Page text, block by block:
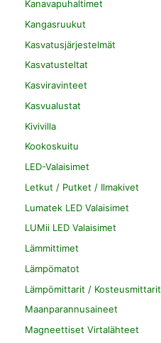
Kanavapuhaltimet
Kangasruukut
Kasvatusjärjestelmät
Kasvatusteltat
Kasviravinteet
Kasvualustat
Kivivilla
Kookoskuitu
LED-Valaisimet
Letkut / Putket / Ilmakivet
Lumatek LED Valaisimet
LUMii LED Valaisimet
Lämmittimet
Lämpömatot
Lämpömittarit / Kosteusmittarit
Maanparannusaineet
Magneettiset Virtalähteet